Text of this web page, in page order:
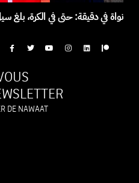
نواة في دقيقة: حتى في الكرة، بلغ
DE NAWAAT